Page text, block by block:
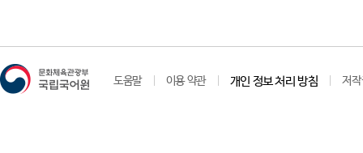
도움말 이용 약관 개인 정보 처리 방침 저